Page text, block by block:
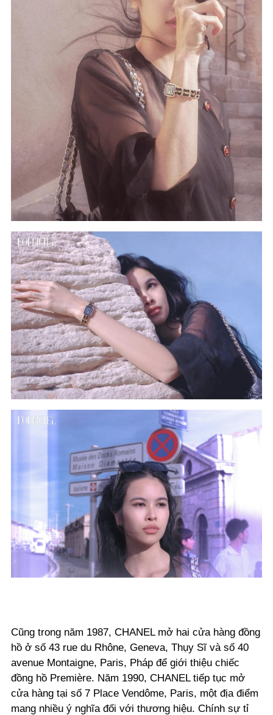
Cũng trong năm 1987, CHANEL mở hai cửa hàng đồng
hồ ở số 43 rue du Rhône, Geneva, Thụy Sĩ và số 40
avenue Montaigne, Paris, Pháp để giới thiệu chiếc
đồng hồ Première. Năm 1990, CHANEL tiếp tục mở
cửa hàng tại số 7 Place Vendôme, Paris, một địa điểm
mang nhiều ý nghĩa đối với thương hiệu. Chính sự tỉ